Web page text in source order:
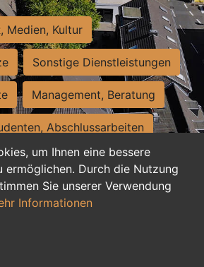
um Ihnen eine bessere
ermöglichen. Durch die Nutzung
Sie unserer Verwendung
Informationen
Medien, Kultur
Sonstige Dienstleistungen
Management, Beratung
Abschlussarbeiten
Assistenz, Sekretariat
und Nebenjobs
duale Ausbildung